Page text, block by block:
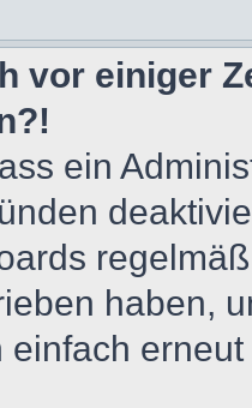
vor einiger
ein
haben,
einfach